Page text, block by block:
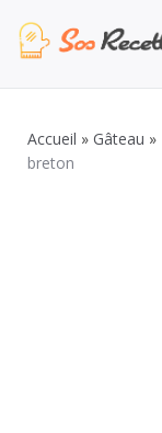
au
Accueil » Gâteau »
breton